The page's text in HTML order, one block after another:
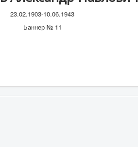
23.02.1903-10.06.1943
Баннер № 11